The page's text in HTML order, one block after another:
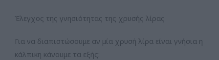
Έλεγχος της γνησιότητας της χρυσής λίρας
Για να διαπιστώσουμε αν μία χρυσή λίρα είναι γνήσια η
κάλπικη κάνουμε τα εξής: